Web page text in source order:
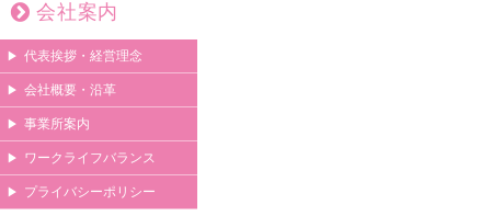
会社案内
代表挨拶・経営理念
会社概要・沿革
事業所案内
ワークライフバランス
プライバシーポリシー